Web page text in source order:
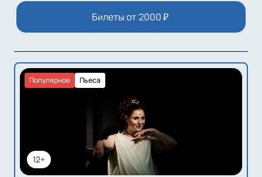
Билеты от 2000₽
12+
Пьеса
Популярное